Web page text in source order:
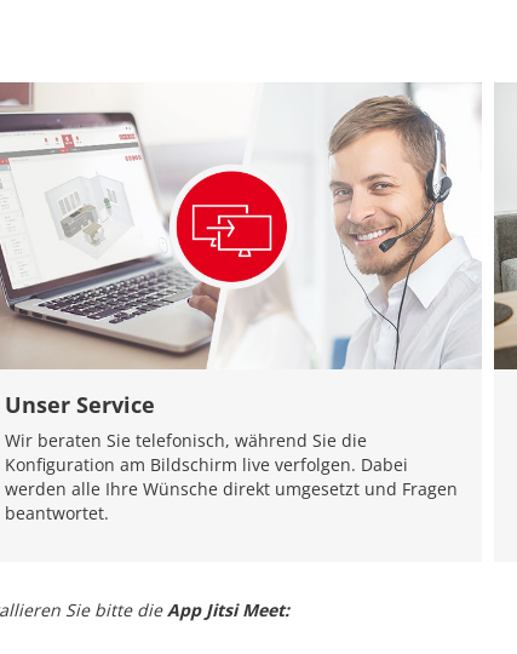
Unser Service
Wir beraten Sie telefonisch, während Sie die
Konfiguration am Bildschirm live verfolgen. Dabei
werden alle Ihre Wünsche direkt umgesetzt und Fragen
beantwortet.
Sie bitte dieApp Jitsi Meet: